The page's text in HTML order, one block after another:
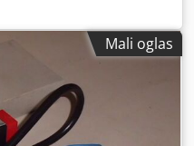
Mali oglas